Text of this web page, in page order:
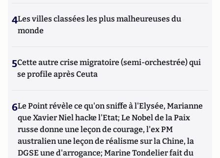
4Les villes classées les plus malheureuses du
monde
5Cette autre crise migratoire (semi-orchestrée) qui
se profile après Ceuta
6Le Point révèle ce qu'on sniffe à l'Elysée, Marianne
que Xavier Niel hacke l'Etat; Le Nobel de la Paix
russe donne une leçon de courage, l'ex PM
australien une leçon de réalisme sur la Chine, la
DGSE une d'arrogance; Marine Tondelier fait du